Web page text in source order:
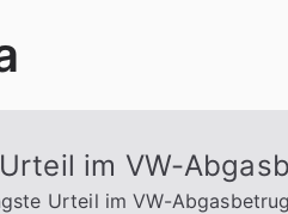
im VW-
Urteil im VW-